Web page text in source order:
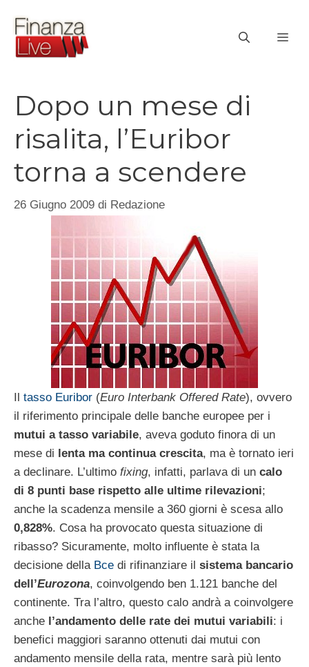
contenuto
Dopo un mese di
risalita, l’Euribor
torna a scendere
26 Giugno 2009 di Redazione
Il tasso Euribor (Euro Interbank Offered Rate), ovvero
il riferimento principale delle banche europee per i
mutui a tasso variabile, aveva goduto finora di un
mese di lenta ma continua crescita, ma è tornato ieri
a declinare. L’ultimo fixing, infatti, parlava di un calo
di 8 punti base rispetto alle ultime rilevazioni;
anche la scadenza mensile a 360 giorni è scesa allo
0,828%. Cosa ha provocato questa situazione di
ribasso? Sicuramente, molto influente è stata la
decisione della Bce di rifinanziare il sistema bancario
dell’Eurozona, coinvolgendo ben 1.121 banche del
continente. Tra l’altro, questo calo andrà a coinvolgere
anche l’andamento delle rate dei mutui variabili: i
benefici maggiori saranno ottenuti dai mutui con
andamento mensile della rata, mentre sarà più lento